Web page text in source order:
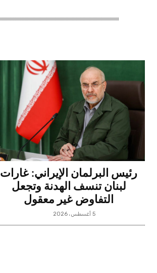
رئيس البرلمان الإيراني: غارات
لبنان تنسف الهدنة وتجعل
التفاوض غير معقول
5 أغسطس، 2026